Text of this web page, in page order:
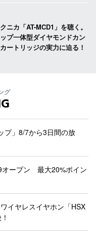
ニカ「AT-MCD1」を聴く。
プ一体型ダイヤモンドカン
ートリッジの実力に迫る！
グ
プ」8/7から3日間の放
オープン 最大20%ポイン
イヤレスイヤホン「HSX